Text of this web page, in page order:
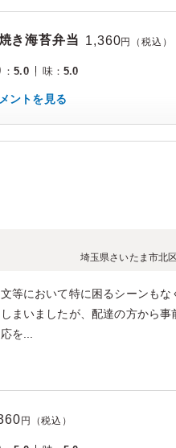
き海苔弁当 1,360円（税込）
：5.0 味：5.0
ントを見る
埼玉県さいたま市北
等において特に困るシーンもな
まいましたが、配達の方から事
を...
円（税込）